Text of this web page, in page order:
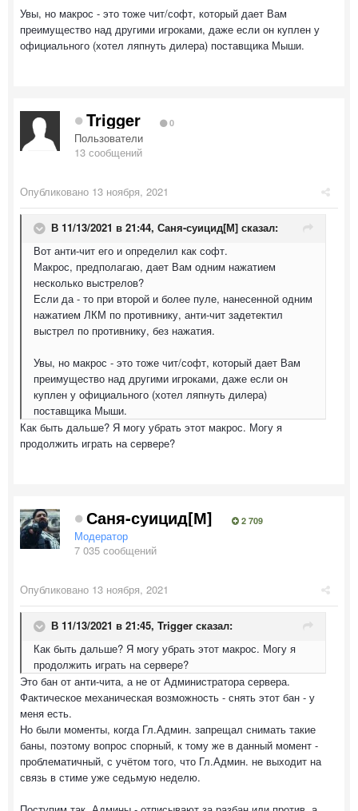
Увы, но макрос - это тоже чит/софт, который дает Вам
преимущество над другими игроками, даже если он куплен у
официального (хотел ляпнуть дилера) поставщика Мыши.
Trigger 0
Пользователи
13 сообщений
Опубликовано 13 ноября, 2021
В 11/13/2021 в 21:44, Саня-суицид[М] сказал:
Вот анти-чит его и определил как софт.
Макрос, предполагаю, дает Вам одним нажатием
несколько выстрелов?
Если да - то при второй и более пуле, нанесенной одним
нажатием ЛКМ по противнику, анти-чит задетектил
выстрел по противнику, без нажатия.
Увы, но макрос - это тоже чит/софт, который дает Вам
преимущество над другими игроками, даже если он
куплен у официального (хотел ляпнуть дилера)
поставщика Мыши.
Как быть дальше? Я могу убрать этот макрос. Могу я
продолжить играть на сервере?
Саня-суицид[М] 2 709
Модератор
7 035 сообщений
Опубликовано 13 ноября, 2021
В 11/13/2021 в 21:45, Trigger сказал:
Как быть дальше? Я могу убрать этот макрос. Могу я
продолжить играть на сервере?
Это бан от анти-чита, а не от Администратора сервера.
Фактическое механическая возможность - снять этот бан - у
меня есть.
Но были моменты, когда Гл.Админ. запрещал снимать такие
баны, поэтому вопрос спорный, к тому же в данный момент -
проблематичный, с учётом того, что Гл.Админ. не выходит на
связь в стиме уже седьмую неделю.